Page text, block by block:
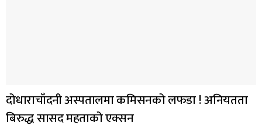
दोधाराचाँदनी अस्पतालमा कमिसनको लफडा ! अनियतता
बिरुद्ध सासद महताको एक्सन